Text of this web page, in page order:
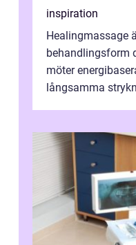
inspiration
Healingmassage
behandlingsform
möter
långsamma